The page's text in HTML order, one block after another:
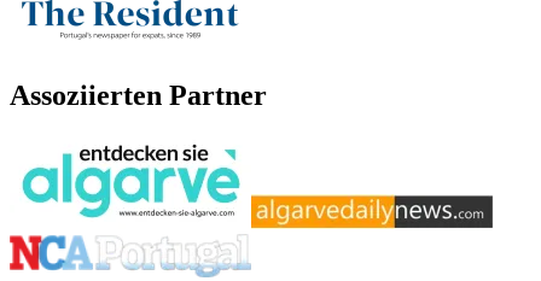
Assoziierten Partner